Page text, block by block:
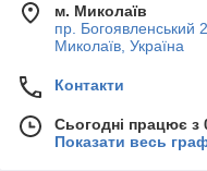
м. Миколаїв
пр. Богоявленський
Миколаїв, Україна
Контакти
Сьогодні працює з
Показати весь